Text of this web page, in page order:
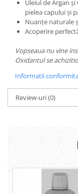
Uleiul de Argan
pielea capului şi
Nuanţe naturale
Acoperire
Vopseaua nu vine
Oxidantul se
Informatii
Review-uri(0)